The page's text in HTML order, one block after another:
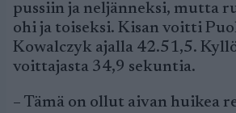
pussiin ja neljänneksi, mutta
ohi ja toiseksi. Kisan voitti
Kowalczyk ajalla 42.51,5.
voittajasta 34,9 sekuntia.
– Tämä on ollut aivan huikea